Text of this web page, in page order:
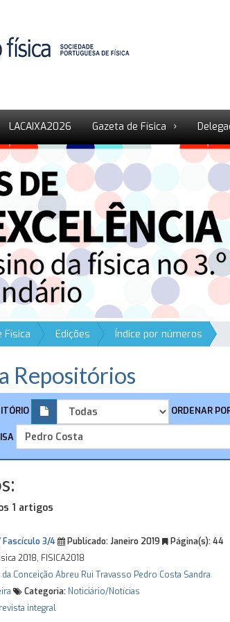
LACAIXA2026 Gazeta de Física
Física Edições Índice por números
Repositórios
ORDENAR
1 artigos
Fascículo 3/4 Publicado:Janeiro 2019 Página(s):44
2018, FISICA2018
da Conceição Abreu Rui Travasso Pedro Costa Sandra
Categoria: Noticiário/Notícias
integral